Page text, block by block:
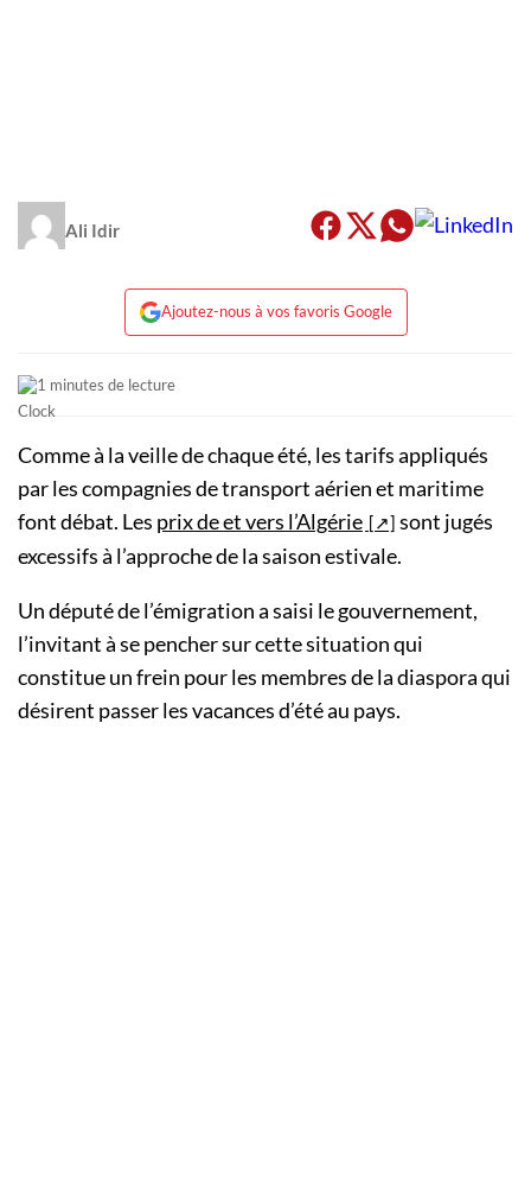
Ali Idir
Ajoutez-nous à vos favoris Google
1 minutes de lecture
Comme à la veille de chaque été, les tarifs appliqués
par les compagnies de transport aérien et maritime
font débat. Les prix de et vers l’Algérie
sont jugés
excessifs à l’approche de la saison estivale.
Un député de l’émigration a saisi le gouvernement,
l’invitant à se pencher sur cette situation qui
constitue un frein pour les membres de la diaspora qui
désirent passer les vacances d’été au pays.